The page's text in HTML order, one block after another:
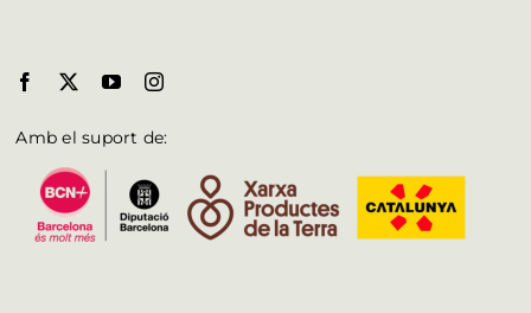
Amb el suport de: